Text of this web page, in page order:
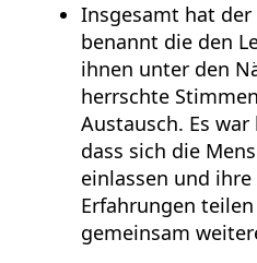
Insgesamt hat
benannt die den
ihnen unter den
herrschte
Austausch. Es
dass sich die
einlassen und
Erfahrungen
gemeinsam